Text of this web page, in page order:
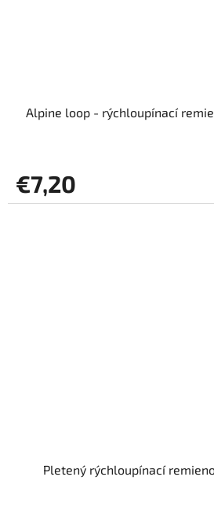
Alpine loop - rýchloupínací
€7,20
Pletený rýchloupínací